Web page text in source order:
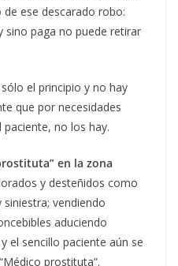
ese descarado robo:
sino paga no puede retirar
el principio y no hay
que por necesidades
no los hay.
en la zona
y desteñidos como
vendiendo
aduciendo
el sencillo paciente aún se
prostituta”.